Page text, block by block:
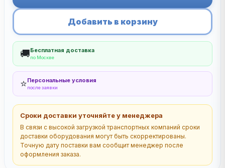
Добавить в корзину
🚚Бесплатная доставка
по Москве
⭐Персональные условия
после заявки
Сроки доставки уточняйте у менеджера
В связи с высокой загрузкой транспортных компаний сроки
доставки оборудования могут быть скорректированы.
Точную дату поставки вам сообщит менеджер после
оформления заказа.